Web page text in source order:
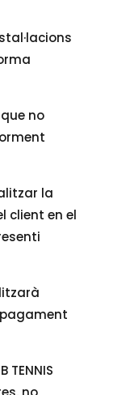
no
la
client en el